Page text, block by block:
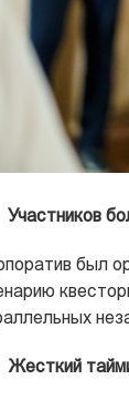
Участников
был
Жесткий